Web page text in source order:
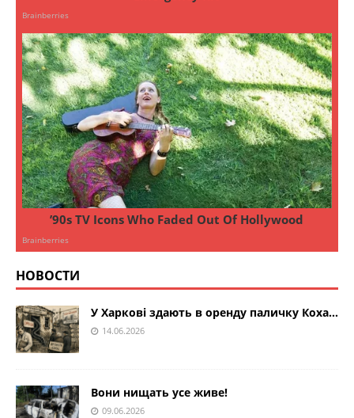
НОВОСТИ
У Харкові здають в оренду паличку Коха…
14.06.2026
Вони нищать усе живе!
09.06.2026